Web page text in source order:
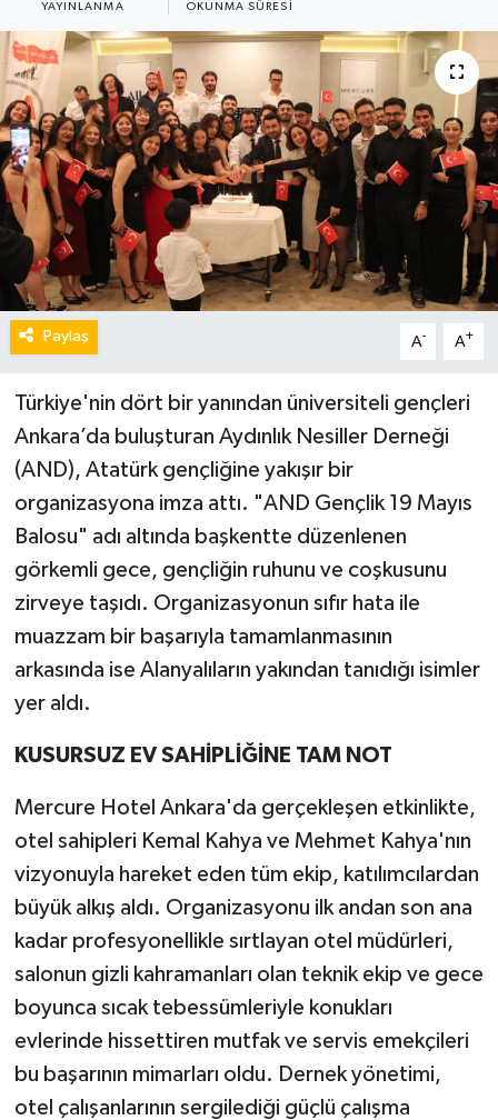
YAYINLANMA OKUNMA SÜRESI
Paylaş A- A+
Türkiye'nin dört bir yanından üniversiteli gençleri
Ankara’da buluşturan Aydınlık Nesiller Derneği
(AND), Atatürk gençliğine yakışır bir
organizasyona imza attı. "AND Gençlik 19 Mayıs
Balosu" adı altında başkentte düzenlenen
görkemli gece, gençliğin ruhunu ve coşkusunu
zirveye taşıdı. Organizasyonun sıfır hata ile
muazzam bir başarıyla tamamlanmasının
arkasında ise Alanyalıların yakından tanıdığı isimler
yer aldı.
KUSURSUZ EV SAHİPLİĞİNE TAM NOT
Mercure Hotel Ankara'da gerçekleşen etkinlikte,
otel sahipleri Kemal Kahya ve Mehmet Kahya'nın
vizyonuyla hareket eden tüm ekip, katılımcılardan
büyük alkış aldı. Organizasyonu ilk andan son ana
kadar profesyonellikle sırtlayan otel müdürleri,
salonun gizli kahramanları olan teknik ekip ve gece
boyunca sıcak tebessümleriyle konukları
evlerinde hissettiren mutfak ve servis emekçileri
bu başarının mimarları oldu. Dernek yönetimi,
otel çalışanlarının sergilediği güçlü çalışma